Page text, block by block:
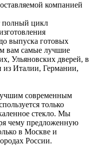
компанией
полный цикл
выпуска готовых
вам самые лучшие
Ульяновских дверей, в
из Италии, Германии,
современным
только
стекло. Мы
чему предложенную
в Москве и
России.